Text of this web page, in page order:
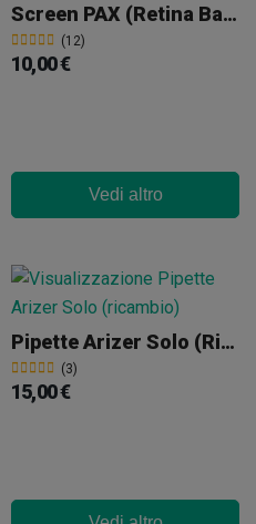
Screen PAX (Retina Base Ricambio)
(12)
10,00 €
Vedi altro
Pipette Arizer Solo (ricambio)
(3)
15,00 €